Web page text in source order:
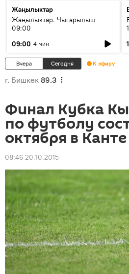
Жаңылыктар
Жаңылыктар. Чыгарылыш
09:00
09:00 4 мин
Вчера Сегодня К эфиру
г. Бишкек 89.3
Финал Кубка
по футболу
октября в Канте
08:46 20.10.2015